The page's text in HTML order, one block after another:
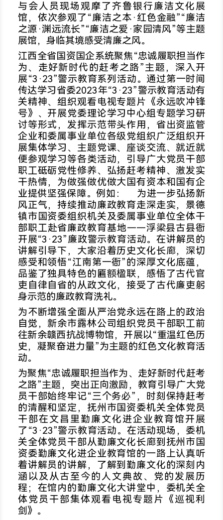
与会人员现场观摩了齐鲁银行廉洁文化展
馆，依次参观了“廉洁之本·红色金融”“廉洁
之源·渊远流长”“廉洁之爱·家园清风”等主题
展馆，身临其境感受清廉之风。
江西全省国资国企系统聚焦“忠诚履职担当作
为、走好新时代的赶考之路”主题，深入开
展“3·23”警示教育系列活动。通过第一时间
传达学习省委2023年“3·23”警示教育活动有
关精神、组织观看电视专题片《永远吹冲锋
号》、开展党委理论学习中心组专题学习研
讨等形式，发挥示范带头作用，省出资监管
企业和委属事业单位各级党组织广泛组织开
展集体学习、主题党课、座谈交流、就近就
便参观学习等各类活动，引导广大党员干部
职工砥砺党性修养、弘扬赶考精神、激发实
干热情，为做强做优做大国有资本和国有企
业提供坚强保障。例如： 为进一步弘扬新
风正气，持续推动廉政教育走深走实，景德
镇市国资委组织机关及委属事业单位全体干
部职工赴省廉政教育基地——浮梁县古县衙
开展“3·23”廉政警示教育活动。在讲解员的
讲解引导下，大家沿着历史文化长廊，深切
感受和领悟“江南第一衙”的深厚文化底蕴，
品鉴了独具特色的匾额楹联，感悟了古代官
吏自律自省的从政文化，接受了古代廉吏躬
身示范的廉政教育洗礼。
为不断增强全面从严治党永远在路上的政治
自觉，新余市露林公司组织党员干部职工前
往新余赣西抗战博物馆，开展以“重温红色历
史，凝聚奋进力量”为主题的红色文化教育活
动。
为聚焦“忠诚履职担当作为、走好新时代赶考
之路”主题，突出正向激励，教育引导广大党
员干部始终牢记“三个务必”，时刻保持赶考
的清醒和坚定，抚州市国资委机关全体党员
干部在文昌里勤廉文化进企业教育馆开展
了“3·23”警示教育活动。在活动现场，委机
关全体党员干部从勤廉文化长廊到抚州市国
资委勤廉文化进企业教育馆的一路上认真听
着讲解员的讲解，了解到勤廉文化的深刻内
涵以及从古至今的人文典故、党的发展历
程；在馆内的勤廉文化大讲堂中，委机关全
体党员干部集体观看电视专题片《巡视利
剑》。